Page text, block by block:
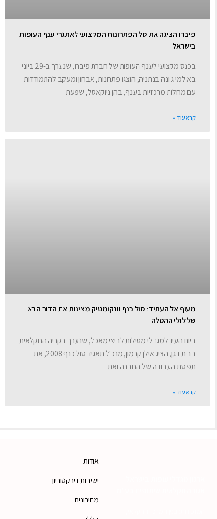
פיברו הציגה את סל הפתרונות המקצועי לאתגרי ענף העופות
בישראל
בכנס מקצועי לענף העופות של חברת פיברו, שנערך ב-29 ביוני
באולמי ג'ונה בנתניה, הוצגו פתרונות, אבחון ומעקב להתמודדות
עם מחלות מרכזיות בענף, בהן ניוקאסל, שפעת
קרא עוד »
מעוף אל העתיד: סול כנף וונקומטיק מציגות את הדור הבא
של לולי ההטלה
ביום העיון למגדלי מטילות לביצי מאכל, שנערך בקריה החקלאית
בבית דגן, הציג אילן קרמון, מנכ'ל תאגיד סול כנף 2008, את
תפיסת העבודה של החברה ואת
קרא עוד »
אודות
ישיבות דירקטוריון
מחירונים